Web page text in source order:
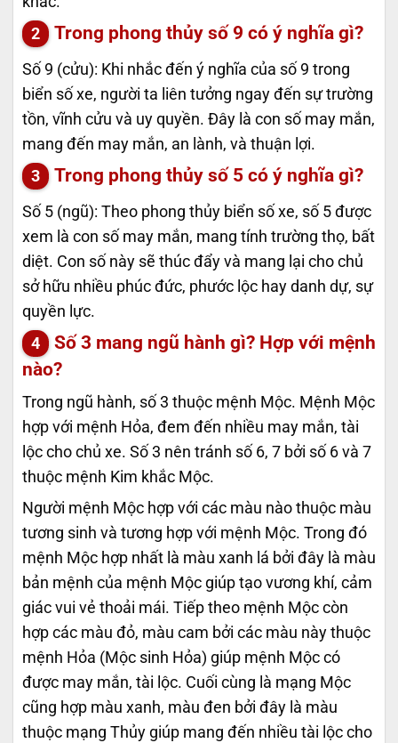
Trong phong thủy số 9 có ý nghĩa gì?
Số 9 (cửu): Khi nhắc đến ý nghĩa của số 9 trong
biển số xe, người ta liên tưởng ngay đến sự trường
tồn, vĩnh cửu và uy quyền. Đây là con số may mắn,
mang đến may mắn, an lành, và thuận lợi.
Trong phong thủy số 5 có ý nghĩa gì?
Số 5 (ngũ): Theo phong thủy biển số xe, số 5 được
xem là con số may mắn, mang tính trường thọ, bất
diệt. Con số này sẽ thúc đẩy và mang lại cho chủ
sở hữu nhiều phúc đức, phước lộc hay danh dự, sự
quyền lực.
Số 3 mang ngũ hành gì? Hợp với mệnh
nào?
Trong ngũ hành, số 3 thuộc mệnh Mộc. Mệnh Mộc
hợp với mệnh Hỏa, đem đến nhiều may mắn, tài
lộc cho chủ xe. Số 3 nên tránh số 6, 7 bởi số 6 và 7
thuộc mệnh Kim khắc Mộc.
Người mệnh Mộc hợp với các màu nào thuộc màu
tương sinh và tương hợp với mệnh Mộc. Trong đó
mệnh Mộc hợp nhất là màu xanh lá bởi đây là màu
bản mệnh của mệnh Mộc giúp tạo vương khí, cảm
giác vui vẻ thoải mái. Tiếp theo mệnh Mộc còn
hợp các màu đỏ, màu cam bởi các màu này thuộc
mệnh Hỏa (Mộc sinh Hỏa) giúp mệnh Mộc có
được may mắn, tài lộc. Cuối cùng là mạng Mộc
cũng hợp màu xanh, màu đen bởi đây là màu
thuộc mạng Thủy giúp mang đến nhiều tài lộc cho